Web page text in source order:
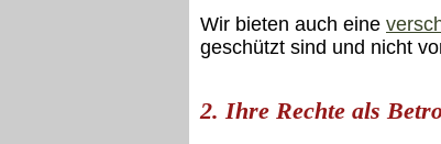
Wir bieten auch eine
geschützt sind und nicht
2. Ihre Rechte als